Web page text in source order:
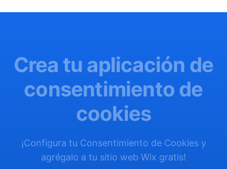
Crea tu aplicación de
consentimiento de
cookies
¡Configura tu Consentimiento de Cookies y
agrégalo a tu sitio web Wix gratis!